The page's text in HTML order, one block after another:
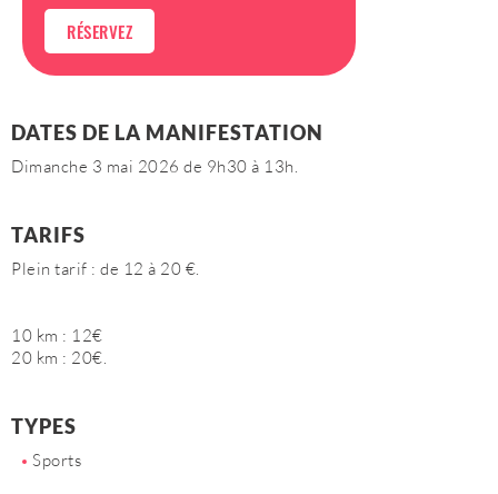
RÉSERVEZ
DATES DE LA MANIFESTATION
Dimanche 3 mai 2026 de 9h30 à 13h.
TARIFS
Plein tarif : de 12 à 20 €.
10 km : 12€
20 km : 20€.
TYPES
Sports